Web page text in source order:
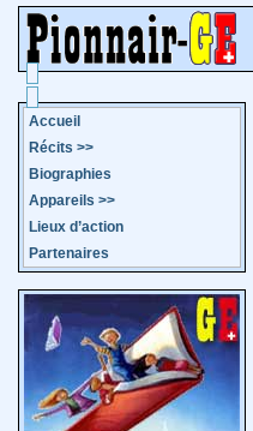
Accueil
Récits >>
Biographies
Appareils >>
Lieux d’action
Partenaires